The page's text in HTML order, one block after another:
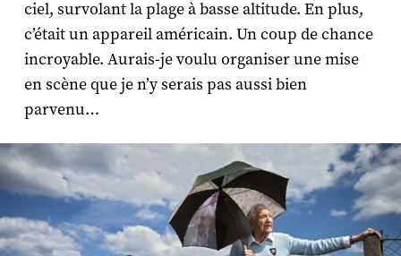
ciel, survolant la plage à basse altitude. En plus,
c’était un appareil américain. Un coup de chance
incroyable. Aurais-je voulu organiser une mise
en scène que je n’y serais pas aussi bien
parvenu…